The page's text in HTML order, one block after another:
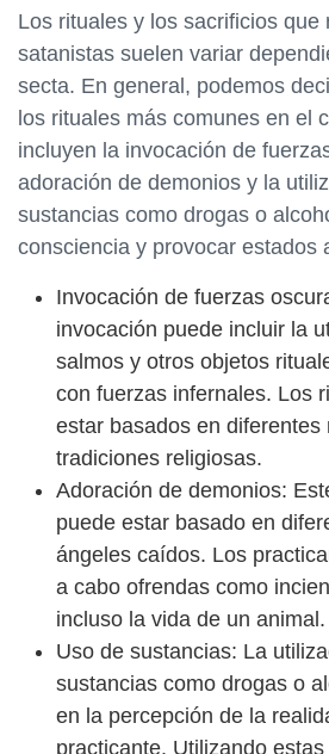
Los rituales y los sacrificios que
satanistas suelen variar
secta. En general, podemos
los rituales más comunes en el
incluyen la invocación de
adoración de demonios y la
sustancias como drogas o
consciencia y provocar estados
Invocación de fuerzas
invocación puede incluir la
salmos y otros objetos
con fuerzas infernales. Los
estar basados ​​en diferentes
tradiciones religiosas.
Adoración de demonios:
puede estar basado en
ángeles caídos. Los
a cabo ofrendas como
incluso la vida de un animal.
Uso de sustancias: La
sustancias como drogas o
en la percepción de la
practicante. Utilizando